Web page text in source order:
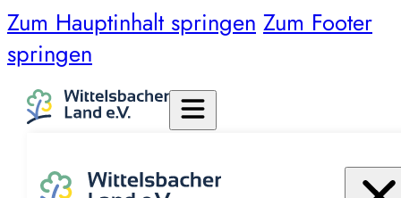
Zum Hauptinhalt springen Zum Footer
springen